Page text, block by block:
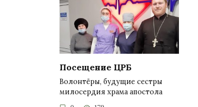
Посещение ЦРБ
Волонтёры, будущие сестры
милосердия храма апостола